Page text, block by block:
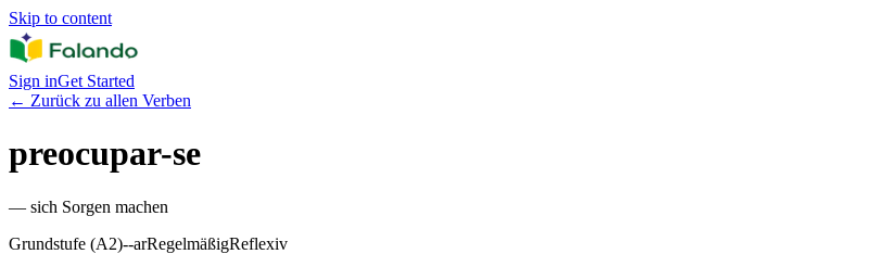
Skip to content
Sign inGet Started
← Zurück zu allen Verben
preocupar-se
— sich Sorgen machen
Grundstufe (A2)--arRegelmäßigReflexiv